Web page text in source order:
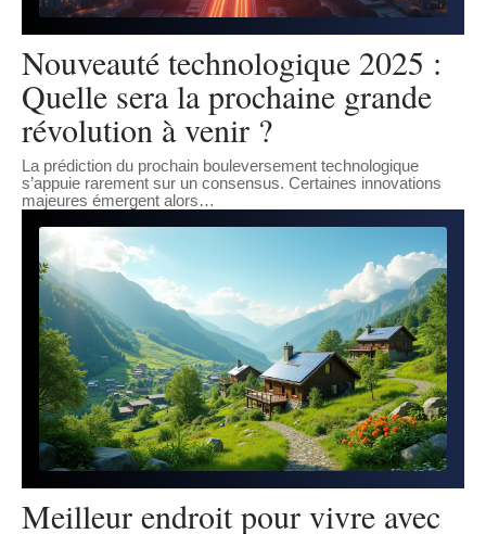
Nouveauté technologique 2025 :
Quelle sera la prochaine grande
révolution à venir ?
La prédiction du prochain bouleversement technologique
s’appuie rarement sur un consensus. Certaines innovations
majeures émergent alors…
Meilleur endroit pour vivre avec